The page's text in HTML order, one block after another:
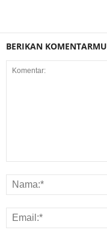
BERIKAN KOMENTARMU